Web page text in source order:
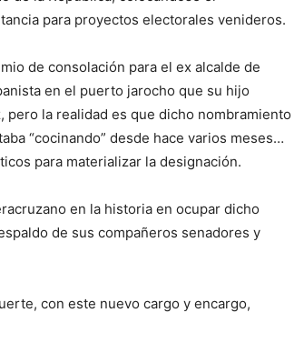
para proyectos electorales venideros.
de consolación para el ex alcalde de
en el puerto jarocho que su hijo
la realidad es que dicho nombramiento
“cocinando” desde hace varios meses…
para materializar la designación.
en la historia en ocupar dicho
de sus compañeros senadores y
con este nuevo cargo y encargo,